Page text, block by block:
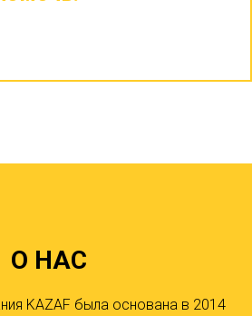
О НАС
KAZAF была основана в 2014